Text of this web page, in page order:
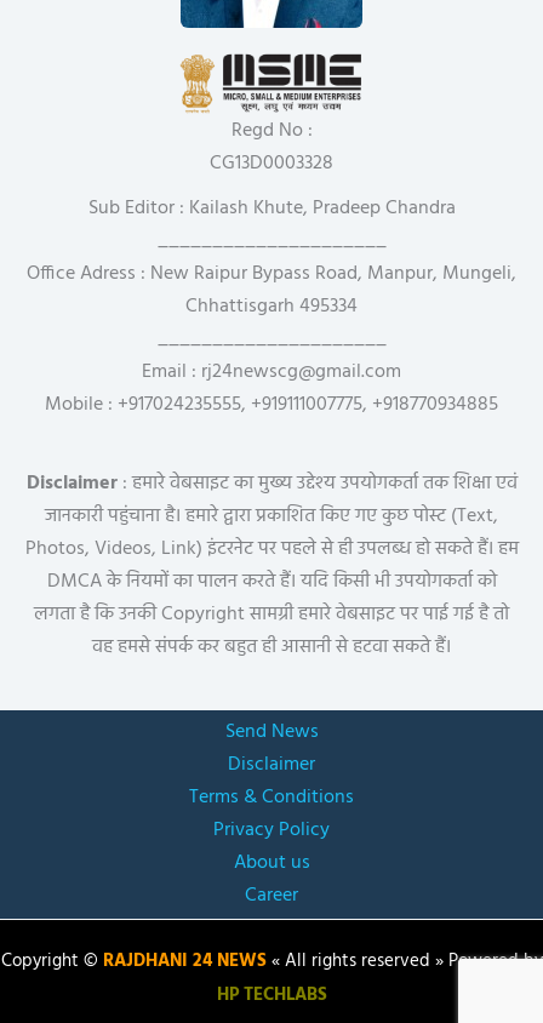
Regd No :
CG13D0003328
Sub Editor : Kailash Khute, Pradeep Chandra
_____________________
Office Adress : New Raipur Bypass Road, Manpur, Mungeli,
Chhattisgarh 495334
_____________________
Email : rj24newscg@gmail.com
Mobile : +917024235555, +919111007775, +918770934885
Disclaimer: हमारे वेबसाइट का मुख्य उद्देश्य उपयोगकर्ता तक शिक्षा एवं
जानकारी पहुंचाना है। हमारे द्वारा प्रकाशित किए गए कुछ पोस्ट (Text,
Photos, Videos, Link) इंटरनेट पर पहले से ही उपलब्ध हो सकते हैं। हम
DMCA के नियमों का पालन करते हैं। यदि किसी भी उपयोगकर्ता को
लगता है कि उनकी Copyright सामग्री हमारे वेबसाइट पर पाई गई है तो
वह हमसे संपर्क कर बहुत ही आसानी से हटवा सकते हैं।
Send News
Disclaimer
Terms & Conditions
Privacy Policy
About us
Career
Copyright © RAJDHANI 24 NEWS« All rights reserved » Powered by
HP TECHLABS